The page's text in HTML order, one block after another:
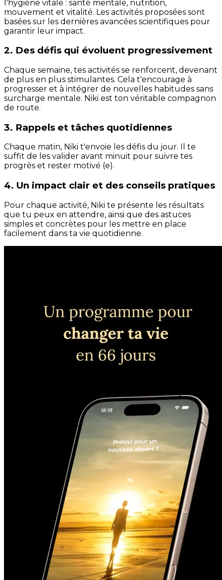
l'hygiène vitale : santé mentale, nutrition,
mouvement et vitalité. Les activités proposées sont
basées sur les dernières avancées scientifiques pour
garantir leur impact.
2. Des défis qui évoluent progressivement
Chaque semaine, tes activités se renforcent, devenant
de plus en plus stimulantes. Cela t'encourage à
progresser et à intégrer de nouvelles habitudes sans
surcharge mentale. Niki est ton véritable compagnon
de route.
3. Rappels et tâches quotidiennes
Chaque matin, Niki t'envoie les défis du jour. Il te
suffit de les valider avant minuit pour suivre tes
progrès et rester motivé (e).
4. Un impact clair et des conseils pratiques
Pour chaque activité, Niki te présente les résultats
que tu peux en attendre, ainsi que des astuces
simples et concrètes pour les mettre en place
facilement dans ta vie quotidienne.